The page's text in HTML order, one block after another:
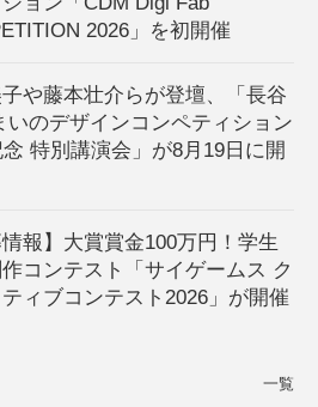
2026」を初開催
や藤本壮介らが登壇、「長谷
いのデザインコンペティション
特別講演会」が8月19日に開
情報】大賞賞金100万円！学生
コンテスト「サイゲームス ク
ティブコンテスト2026」が開催
一覧